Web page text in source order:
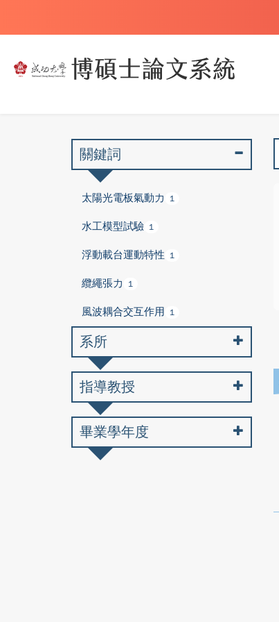
關鍵詞
太陽光電板氣動力 1
水工模型試驗 1
浮動載台運動特性 1
纜繩張力 1
風波耦合交互作用 1
系所
指導教授
畢業學年度